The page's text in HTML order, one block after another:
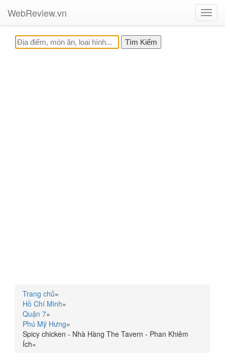
WebReview.vn
Trang chủ»
Hồ Chí Minh»
Quận 7»
Phú Mỹ Hưng»
Spicy chicken - Nhà Hàng The Tavern - Phan Khiêm
Ích»